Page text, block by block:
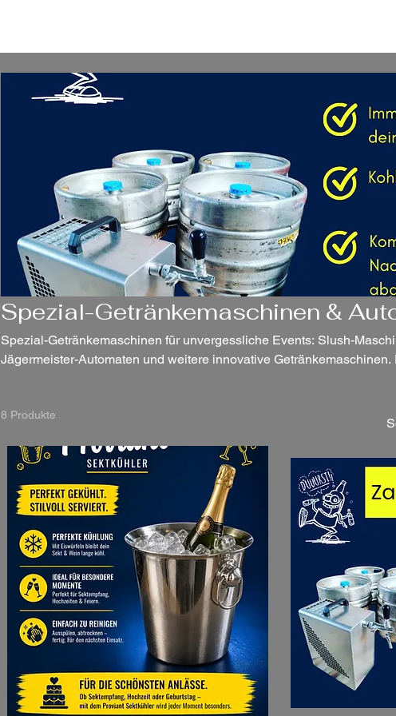
Spezial-Getränkemaschinen &
Spezial-Getränkemaschinen für unvergessliche Events: Slush-
Jägermeister-Automaten und weitere innovative Getränkemaschinen.
8 Produkte